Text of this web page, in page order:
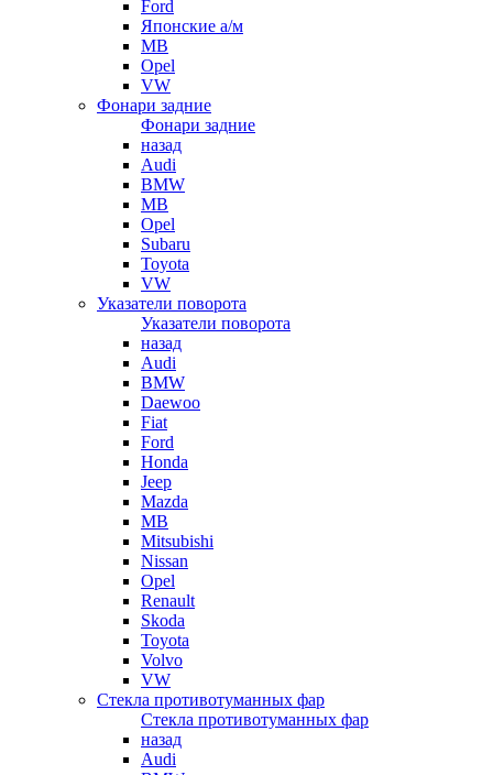
Ford
Японские а/м
MB
Opel
VW
Фонари задние
Фонари задние
назад
Audi
BMW
MB
Opel
Subaru
Toyota
VW
Указатели поворота
Указатели поворота
назад
Audi
BMW
Daewoo
Fiat
Ford
Honda
Jeep
Mazda
MB
Mitsubishi
Nissan
Opel
Renault
Skoda
Toyota
Volvo
VW
Стекла противотуманных фар
Стекла противотуманных фар
назад
Audi